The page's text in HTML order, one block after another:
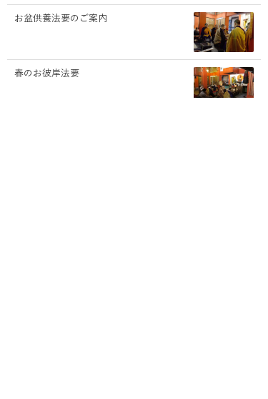
お盆供養法要のご案内
春のお彼岸法要